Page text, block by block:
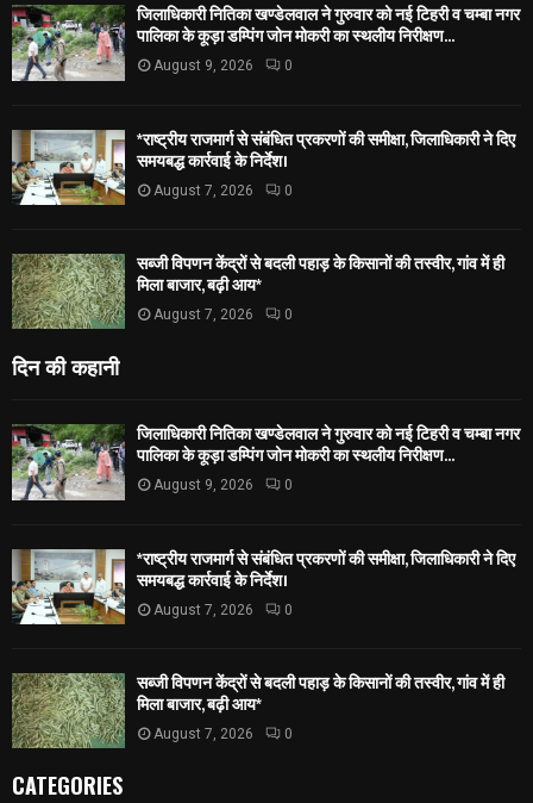
जिलाधिकारी नितिका खण्डेलवाल ने गुरुवार को नई टिहरी व चम्बा नगर
पालिका के कूड़ा डम्पिंग जोन मोकरी का स्थलीय निरीक्षण...
August 9, 2026 0
*राष्ट्रीय राजमार्ग से संबंधित प्रकरणों की समीक्षा, जिलाधिकारी ने दिए
समयबद्ध कार्रवाई के निर्देश।
August 7, 2026 0
सब्जी विपणन केंद्रों से बदली पहाड़ के किसानों की तस्वीर, गांव में ही
मिला बाजार, बढ़ी आय*
August 7, 2026 0
दिन की कहानी
जिलाधिकारी नितिका खण्डेलवाल ने गुरुवार को नई टिहरी व चम्बा नगर
पालिका के कूड़ा डम्पिंग जोन मोकरी का स्थलीय निरीक्षण...
August 9, 2026 0
*राष्ट्रीय राजमार्ग से संबंधित प्रकरणों की समीक्षा, जिलाधिकारी ने दिए
समयबद्ध कार्रवाई के निर्देश।
August 7, 2026 0
सब्जी विपणन केंद्रों से बदली पहाड़ के किसानों की तस्वीर, गांव में ही
मिला बाजार, बढ़ी आय*
August 7, 2026 0
CATEGORIES